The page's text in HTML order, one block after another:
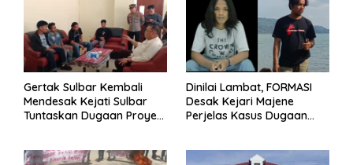
Gertak Sulbar Kembali
Mendesak Kejati Sulbar
Tuntaskan Dugaan Proyek
Dinilai Lambat, FORMASI
Desak Kejari Majene
Perjelas Kasus Dugaan